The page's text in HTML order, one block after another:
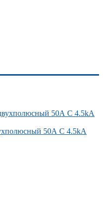
50А С 4.5kA